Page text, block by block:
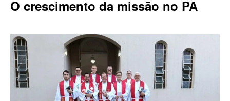
O crescimento da missão no PA